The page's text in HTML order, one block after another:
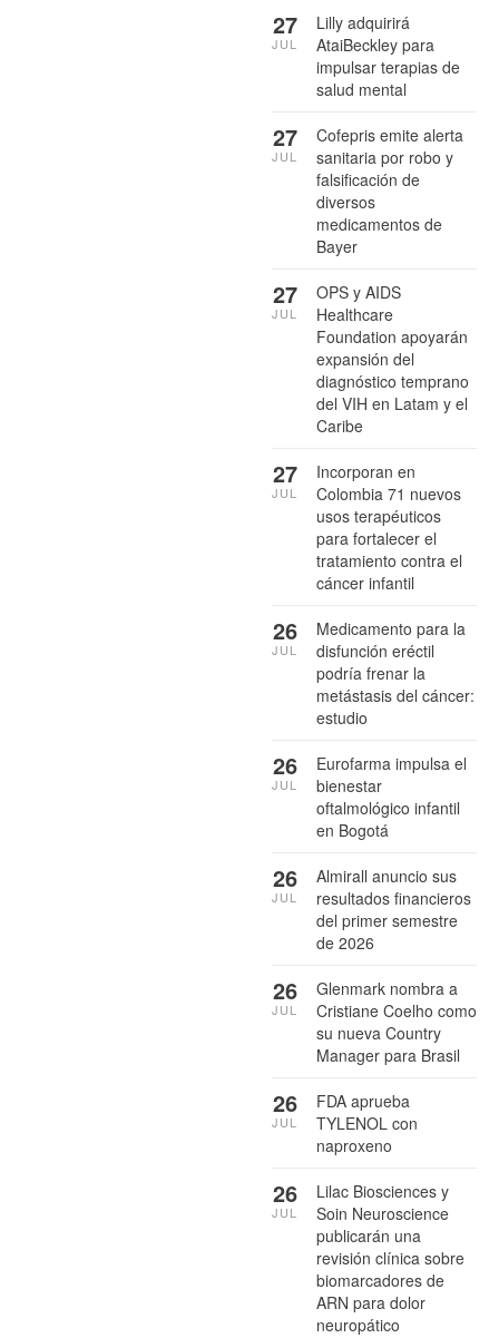
Lilly adquirirá
AtaiBeckley para
impulsar terapias de
salud mental
27
JUL
Cofepris emite alerta
sanitaria por robo y
falsificación de
diversos
medicamentos de
Bayer
27
JUL
OPS y AIDS
Healthcare
Foundation apoyarán
expansión del
diagnóstico temprano
del VIH en Latam y el
Caribe
27
JUL
Incorporan en
Colombia 71 nuevos
usos terapéuticos
para fortalecer el
tratamiento contra el
cáncer infantil
27
JUL
Medicamento para la
disfunción eréctil
podría frenar la
metástasis del cáncer:
estudio
26
JUL
Eurofarma impulsa el
bienestar
oftalmológico infantil
en Bogotá
26
JUL
Almirall anuncio sus
resultados financieros
del primer semestre
de 2026
26
JUL
Glenmark nombra a
Cristiane Coelho como
su nueva Country
Manager para Brasil
26
JUL
FDA aprueba
TYLENOL con
naproxeno
26
JUL
Lilac Biosciences y
Soin Neuroscience
publicarán una
revisión clínica sobre
biomarcadores de
ARN para dolor
neuropático
26
JUL